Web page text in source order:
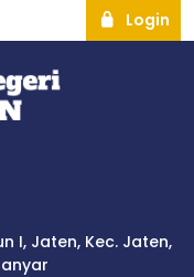
Login
I, Jaten, Kec. Jaten,